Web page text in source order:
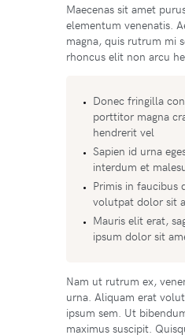
Maecenas sit amet
elementum venenatis.
magna, quis rutrum mi
rhoncus elit non arcu
Donec fringilla
porttitor magna
hendrerit vel
Sapien id urna
interdum et
Primis in faucibus
volutpat dolor sit
Mauris elit erat,
ipsum dolor sit
Nam ut rutrum ex,
urna. Aliquam erat
ipsum sem. Ut
maximus suscipit.